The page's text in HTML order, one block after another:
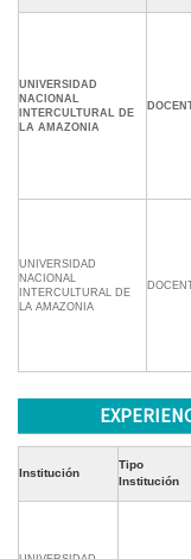
UNIVERSIDAD
NACIONAL
INTERCULTURAL DE
LA AMAZONIA
UNIVERSIDAD
NACIONAL
INTERCULTURAL DE
LA AMAZONIA
Institución
Tipo
Institución